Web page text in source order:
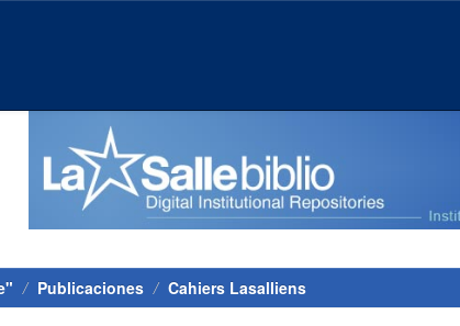
Publicaciones Cahiers Lasalliens